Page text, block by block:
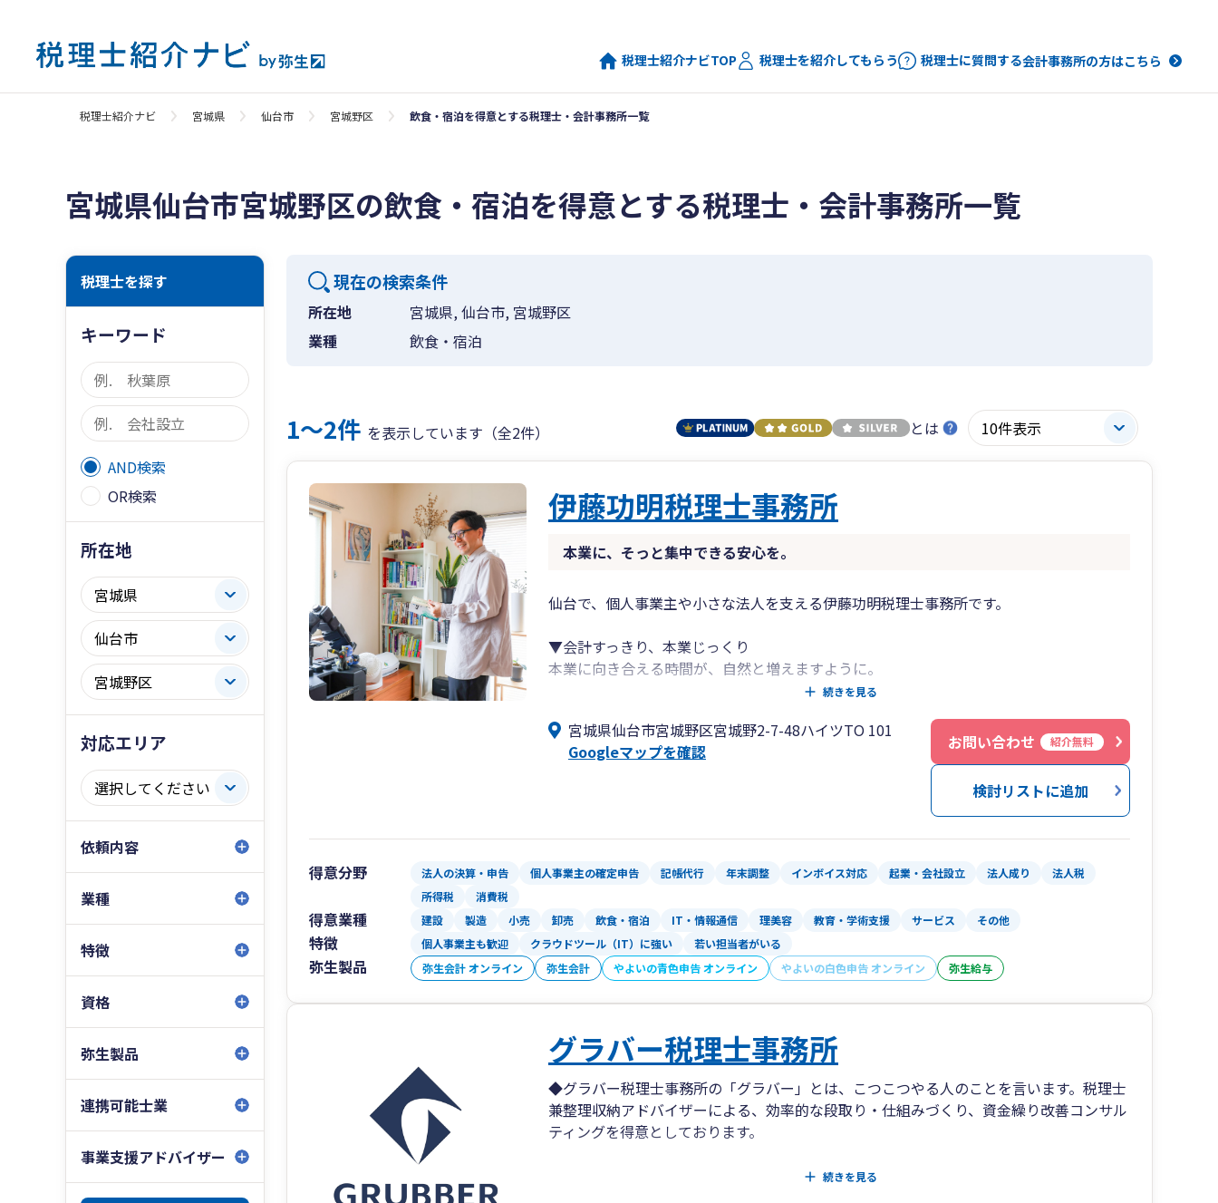
税理士紹介ナビTOP 税理士を紹介してもらう 税理士に質問する会計事務所の方はこちら
税理士紹介ナビ 宮城県 仙台市 宮城野区 飲食・宿泊を得意とする税理士・会計事務所一覧
宮城県仙台市宮城野区の飲食・宿泊を得意とする税理士・会計事務所一覧
税理士を探す
キーワード
AND検索
OR検索
所在地
対応エリア
依頼内容
業種
特徴
資格
弥生製品
連携可能士業
事業支援アドバイザー
現在の検索条件
所在地
宮城県, 仙台市, 宮城野区
業種
飲食・宿泊
1〜2件 を表示しています（全2件） とは
伊藤功明税理士事務所
本業に、そっと集中できる安心を。
仙台で、個人事業主や小さな法人を支える伊藤功明税理士事務所です。
▼会計すっきり、本業じっくり
本業に向き合える時間が、自然と増えますように。
税務や会計の負担を減らし、事業に集中できる環境をサポートしています。
小さなご相談からでもお気軽にどうぞ。
サービス内容や料金については、事務所ホームページに詳しく掲載しています。
伊藤功明（いとうよしあき） 1989年生まれ 宮城県仙台市出身
新卒で税理士事務所に入所後、現在に至るまで10年ほど税務会計の道一本で歩んできまし
私も、少人数で仕事をしている小規模事業者です。
開業を通して経験したことを皆様に共有できたらと思います。
続きを見る
宮城県仙台市宮城野区宮城野2-7-48ハイツTO 101
Googleマップを確認
お問い合わせ 紹介無料
検討リストに追加
得意分野 法人の決算・申告 個人事業主の確定申告 記帳代行 年末調整 インボイス対応 起業・会社設立 法人成り
法人税
所得税
消費税
得意業種 建設 製造 小売 卸売 飲食・宿泊 IT・情報通信 理美容 教育・学術支援 サービス その他
特徴 個人事業主も歓迎 クラウドツール（IT）に強い 若い担当者がいる
弥生製品 弥生会計 オンライン 弥生会計 やよいの青色申告 オンライン やよいの白色申告 オンライン 弥生給与
グラバー税理士事務所
◆グラバー税理士事務所の「グラバー」とは、こつこつやる人のことを言います。税理士
兼整理収納アドバイザーによる、効率的な段取り・仕組みづくり、資金繰り改善コンサル
ティングを得意としております。
◆将来へ向けて、どうやって会社や手元に資金を蓄えていくかを念頭に、過度な保険契約
続きを見る